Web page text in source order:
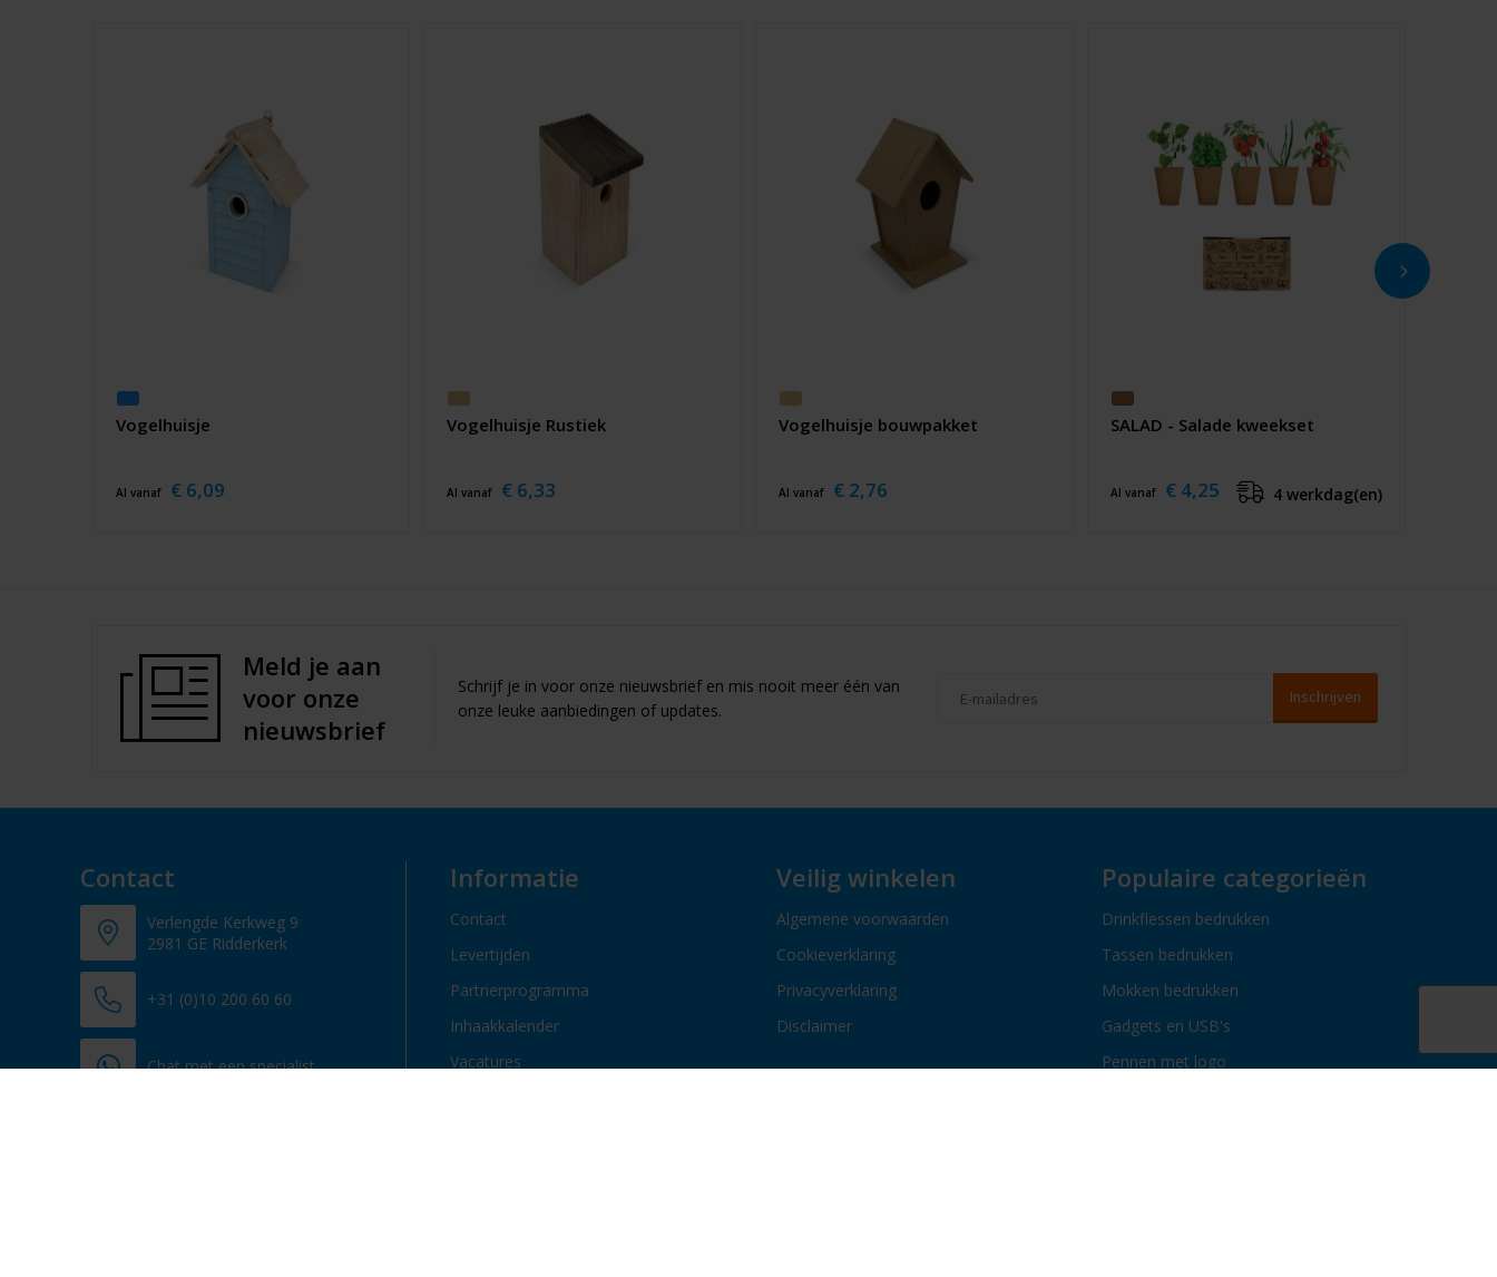
Vogelhuisje
Al vanaf € 6,09
Vogelhuisje Rustiek
Al vanaf € 6,33
Vogelhuisje bouwpakket
Al vanaf € 2,76
SALAD - Salade kweekset
Al vanaf € 4,25 4 werkdag(en)
Meld je aan
voor onze
nieuwsbrief
Schrijf je in voor onze nieuwsbrief en mis nooit meer één van
onze leuke aanbiedingen of updates.
Contact
Verlengde Kerkweg 9
2981 GE Ridderkerk
+31 (0)10 200 60 60
Chat met een specialist
Informatie
Contact
Levertijden
Partnerprogramma
Inhaakkalender
Vacatures
Veilig winkelen
Algemene voorwaarden
Cookieverklaring
Privacyverklaring
Disclaimer
Populaire categorieën
Drinkflessen bedrukken
Tassen bedrukken
Mokken bedrukken
Gadgets en USB's
Pennen met logo